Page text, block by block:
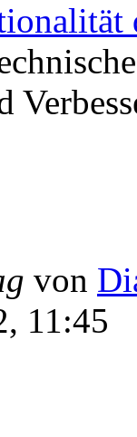
von
11:45